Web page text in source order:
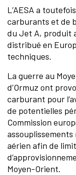
L’AESA a
carburants et de
du Jet A, produit
distribué en
techniques.
La guerre au
d’Ormuz ont
carburant pour
de potentielles
Commission
aérien afin de
Moyen-Orient.